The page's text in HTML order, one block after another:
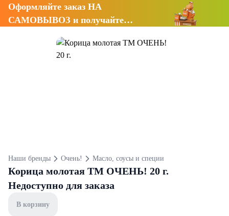
Оформляйте заказ НА
САМОВЫВОЗ и получайте
Наши бренды Очень! Масло, соусы и специи
Корица молотая ТМ ОЧЕНЬ! 20 г.
Недоступно для заказа
В корзину